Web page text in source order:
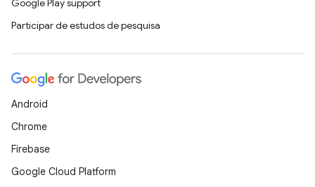
Google Play support
Participar de estudos de pesquisa
Android
Chrome
Firebase
Google Cloud Platform